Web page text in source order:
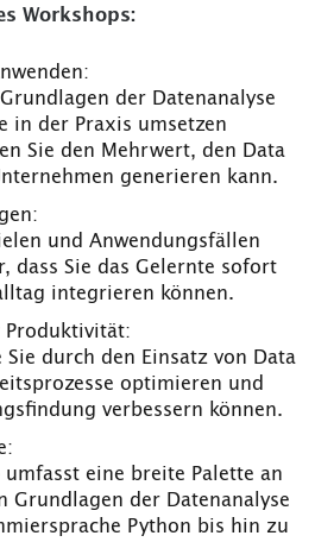
Workshops:
der Datenanalyse
in der Praxis umsetzen
Sie den Mehrwert, den Data
generieren kann.
und Anwendungsfällen
dass Sie das Gelernte sofort
integrieren können.
Produktivität:
Sie durch den Einsatz von Data
optimieren und
verbessern können.
umfasst eine breite Palette an
Grundlagen der Datenanalyse
Python bis hin zu